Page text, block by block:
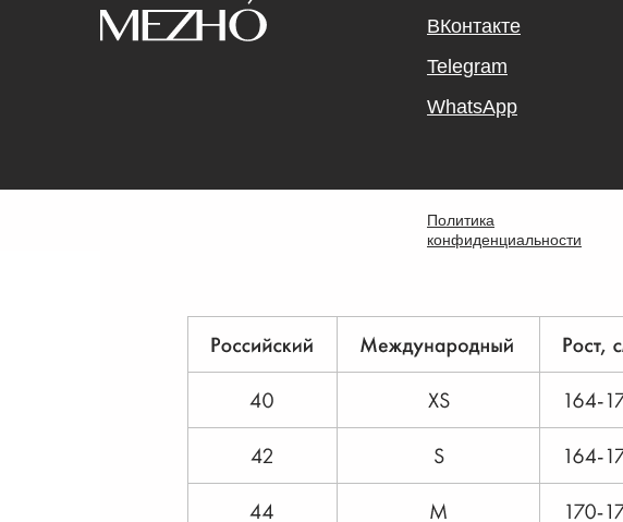
ВКонтакте
Telegram
WhatsApp
Политика
конфиденциальности